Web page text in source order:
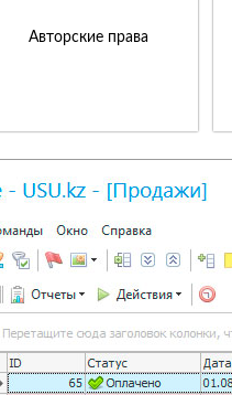
Авторские права